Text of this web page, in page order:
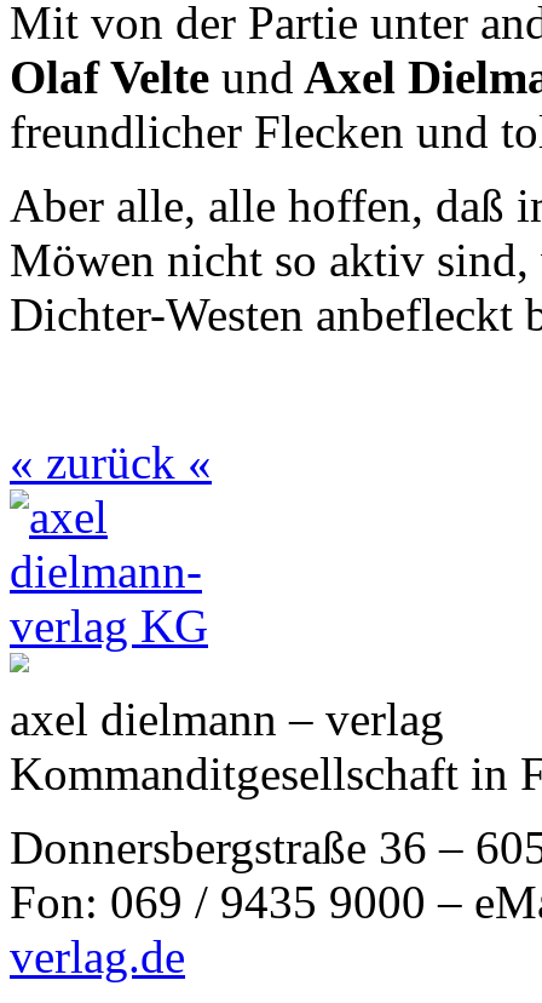
Mit von der Partie unter
Olaf Velte und Axel
freundlicher Flecken und
Aber alle, alle hoffen, daß
Möwen nicht so aktiv
Dichter-Westen anbefleckt
« zurück «
axel dielmann – verlag
Kommanditgesellschaft in
Donnersbergstraße 36 –
Fon: 069 / 9435 9000 –
verlag.de